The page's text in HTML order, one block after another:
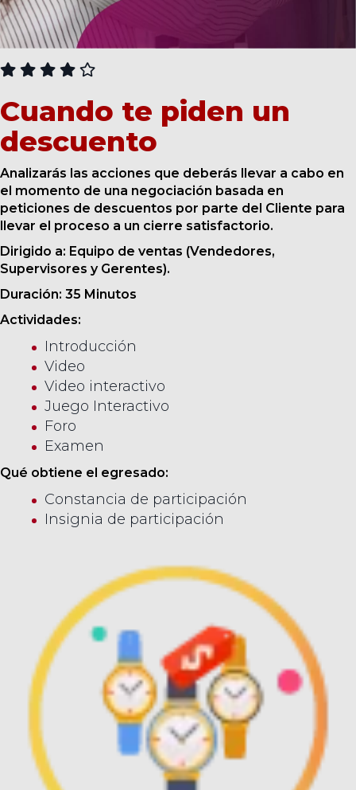
Cuando te piden un
descuento
Analizarás las acciones que deberás llevar a cabo en
el momento de una negociación basada en
peticiones de descuentos por parte del Cliente para
llevar el proceso a un cierre satisfactorio.
Dirigido a: Equipo de ventas (Vendedores,
Supervisores y Gerentes).
Duración: 35 Minutos
Actividades:
Introducción
Video
Video interactivo
Juego Interactivo
Foro
Examen
Qué obtiene el egresado:
Constancia de participación
Insignia de participación